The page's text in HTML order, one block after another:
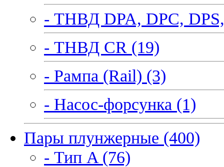
- ТНВД DPA, DPC,
- ТНВД CR (19)
- Рампа (Rail) (3)
- Насос-форсунка (1)
Пары плунжерные (400)
- Тип A (76)